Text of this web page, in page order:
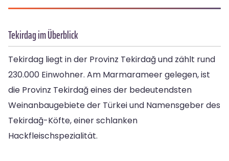
Tekirdag im Überblick
Tekirdag liegt in der Provinz Tekirdağ und zählt rund
230.000 Einwohner. Am Marmarameer gelegen, ist
die Provinz Tekirdağ eines der bedeutendsten
Weinanbaugebiete der Türkei und Namensgeber des
Tekirdağ-Köfte, einer schlanken
Hackfleischspezialität.